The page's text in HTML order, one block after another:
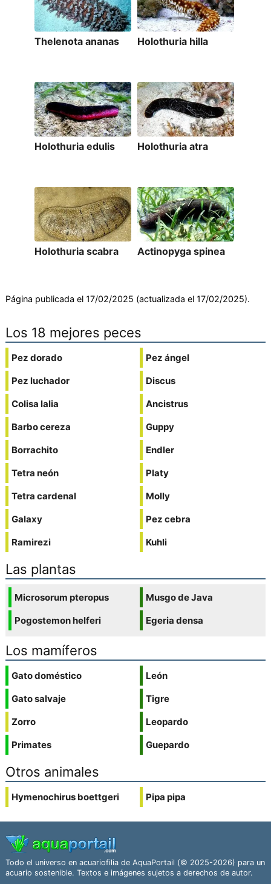
Thelenota ananas Holothuria hilla
Holothuria edulis Holothuria atra
Holothuria scabra Actinopyga spinea
Página publicada el 17/02/2025 (actualizada el 17/02/2025).
Los 18 mejores peces
Pez dorado
Pez luchador
Colisa lalia
Barbo cereza
Borrachito
Tetra neón
Tetra cardenal
Galaxy
Ramirezi
Pez ángel
Discus
Ancistrus
Guppy
Endler
Platy
Molly
Pez cebra
Kuhli
Las plantas
Microsorum pteropus
Pogostemon helferi
Musgo de Java
Egeria densa
Los mamíferos
Gato doméstico
Gato salvaje
Zorro
Primates
León
Tigre
Leopardo
Guepardo
Otros animales
Hymenochirus boettgeri Pipa pipa
Todo el universo en acuariofilia de AquaPortail (© 2025-2026) para un
acuario sostenible. Textos e imágenes sujetos a derechos de autor.